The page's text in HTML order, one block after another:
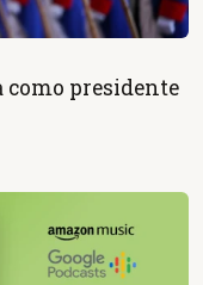
como presidente